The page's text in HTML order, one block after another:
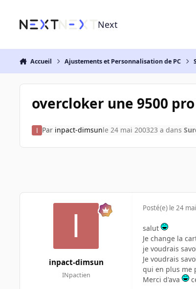
Next
Accueil Ajustements et Personnalisation de PC
overcloker une 9500
Par inpact-dimsunle 24 mai 200323 a dans
inpact-dimsun
INpactien
Posté(e) le 24
salut
Je change la
je voudrais
Je voudrais
qui en plus me
Merci d'ava